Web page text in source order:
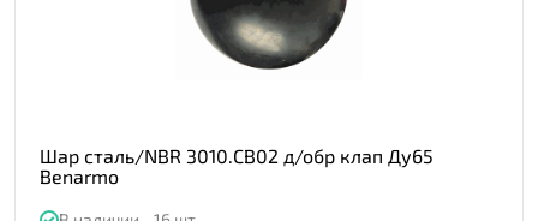
Шар сталь/NBR 3010.СB02 д/обр клап Ду65
Benarmo